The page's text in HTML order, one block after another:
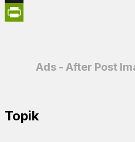
X
Ads - After Post
Topik